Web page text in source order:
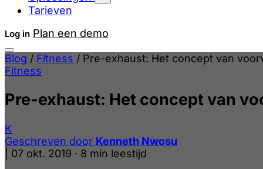
Tarieven
Log in Plan een demo
Blog / Fitness / Pre-exhaust: Het concept van
Fitness
Pre-exhaust: Het concept van
K
Geschreven door Kenneth Nwosu
07 okt. 2019 · 8 min leestijd